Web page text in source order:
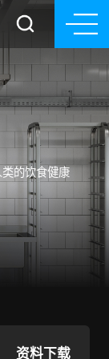
的饮食健康
资料下载